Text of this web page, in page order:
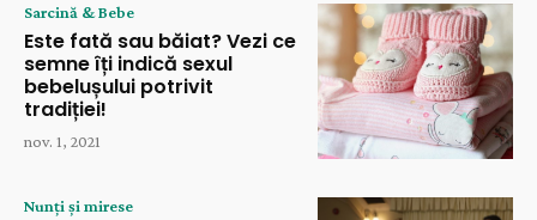
Sarcină & Bebe
Este fată sau băiat? Vezi ce
semne îți indică sexul
bebelușului potrivit
tradiției!
nov. 1, 2021
Nunți și mirese